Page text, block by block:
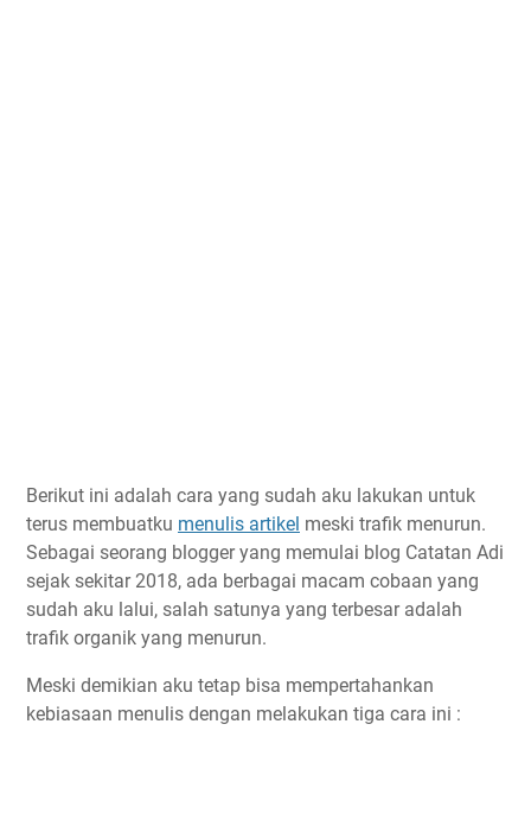
Berikut ini adalah cara yang sudah aku lakukan untuk
terus membuatku menulis artikel meski trafik menurun.
Sebagai seorang blogger yang memulai blog Catatan Adi
sejak sekitar 2018, ada berbagai macam cobaan yang
sudah aku lalui, salah satunya yang terbesar adalah
trafik organik yang menurun.
Meski demikian aku tetap bisa mempertahankan
kebiasaan menulis dengan melakukan tiga cara ini :